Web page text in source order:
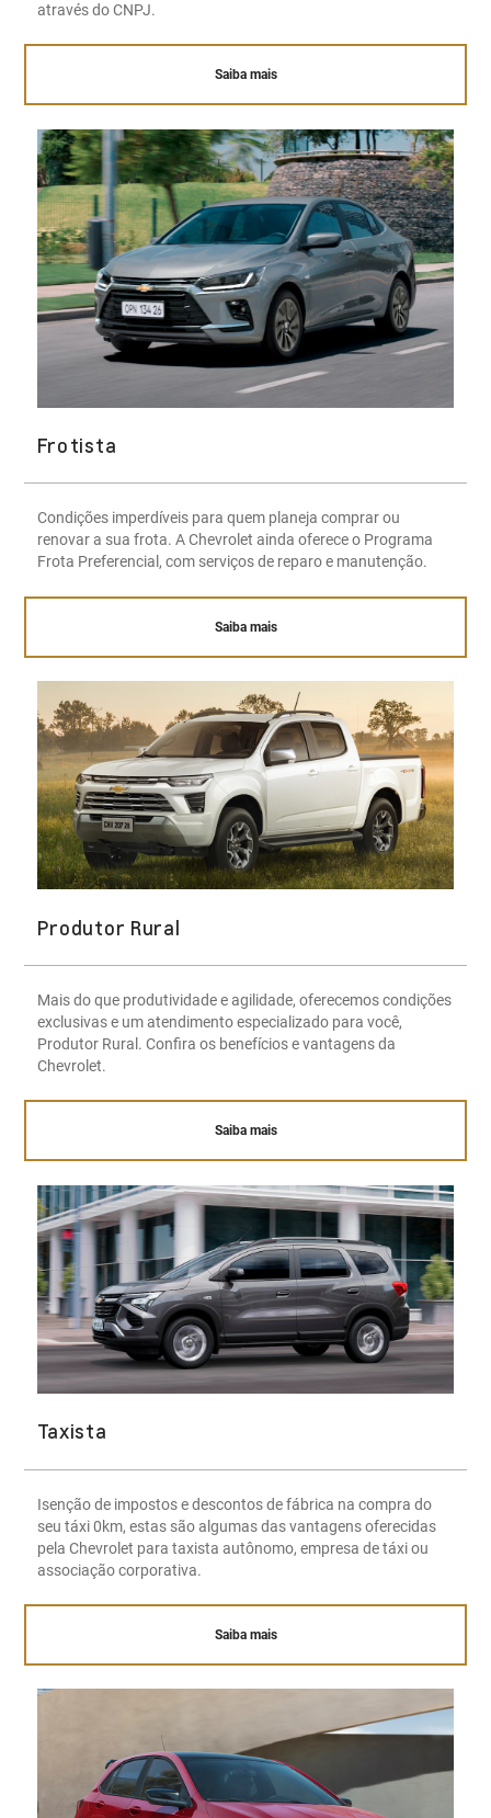
através do CNPJ.
Saiba mais
Frotista
Condições imperdíveis para quem planeja comprar ou
renovar a sua frota. A Chevrolet ainda oferece o Programa
Frota Preferencial, com serviços de reparo e manutenção.
Saiba mais
Produtor Rural
Mais do que produtividade e agilidade, oferecemos condições
exclusivas e um atendimento especializado para você,
Produtor Rural. Confira os benefícios e vantagens da
Chevrolet.
Saiba mais
Taxista
Isenção de impostos e descontos de fábrica na compra do
seu táxi 0km, estas são algumas das vantagens oferecidas
pela Chevrolet para taxista autônomo, empresa de táxi ou
associação corporativa.
Saiba mais